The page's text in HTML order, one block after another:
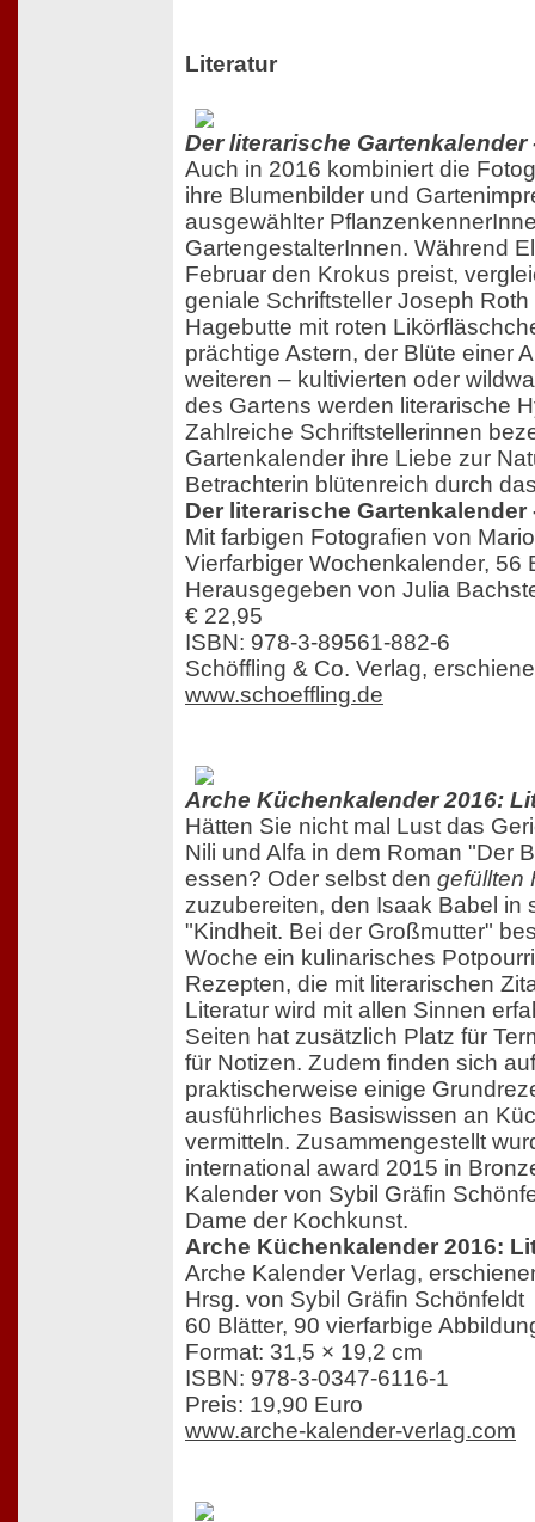
Literatur
Der literarische Gartenkalender
Auch in 2016 kombiniert die
ihre Blumenbilder und
ausgewählter
GartengestalterInnen. Während
Februar den Krokus preist,
geniale Schriftsteller Joseph
Hagebutte mit roten
prächtige Astern, der Blüte einer
weiteren – kultivierten oder
des Gartens werden literarische
Zahlreiche Schriftstellerinnen
Gartenkalender ihre Liebe zur
Betrachterin blütenreich durch
Der literarische Gartenkalender
Mit farbigen Fotografien von
Vierfarbiger Wochenkalender, 56
Herausgegeben von Julia
€ 22,95
ISBN: 978-3-89561-882-6
Schöffling & Co. Verlag,
www.schoeffling.de
Arche Küchenkalender 2016:
Hätten Sie nicht mal Lust das
Nili und Alfa in dem Roman "Der
essen? Oder selbst den gefüllten
zuzubereiten, den Isaak Babel in
"Kindheit. Bei der Großmutter"
Woche ein kulinarisches
Rezepten, die mit literarischen
Literatur wird mit allen Sinnen
Seiten hat zusätzlich Platz für
für Notizen. Zudem finden sich
praktischerweise einige
ausführliches Basiswissen an
vermitteln. Zusammengestellt
international award 2015 in
Kalender von Sybil Gräfin
Dame der Kochkunst.
Arche Küchenkalender 2016:
Arche Kalender Verlag,
Hrsg. von Sybil Gräfin Schönfeldt
60 Blätter, 90 vierfarbige
Format: 31,5 × 19,2 cm
ISBN: 978-3-0347-6116-1
Preis: 19,90 Euro
www.arche-kalender-verlag.com